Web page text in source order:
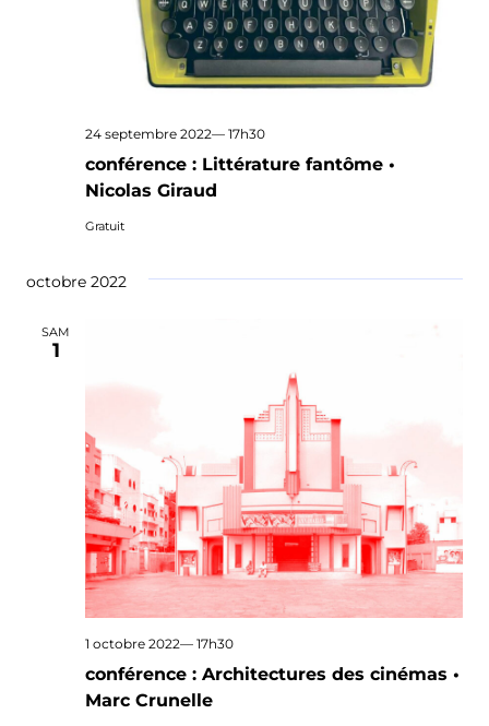
conférence : Littérature fantôme •
Nicolas Giraud
24 septembre 2022— 17h30
Gratuit
octobre 2022
SAM
1
conférence : Architectures des cinémas •
Marc Crunelle
1 octobre 2022— 17h30